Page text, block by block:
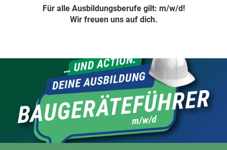
Für alle Ausbildungsberufe gilt: m/w/d!
Wir freuen uns auf dich.